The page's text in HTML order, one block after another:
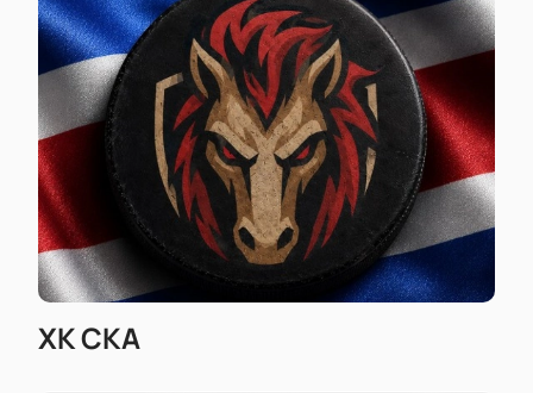
Воспользуйтесь корпоративными
предложениями для компаний или групп
Оформите заказ по телефону для
индивидуального подхода
Видите прозрачную цену без скрытых
платежей
Купить билеты просто — выберите
подходящие места за пару минут!
ХК СКА